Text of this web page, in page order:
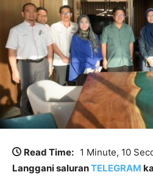
Read Time: 1 Minute, 10
Langgani saluranTELEGRAM